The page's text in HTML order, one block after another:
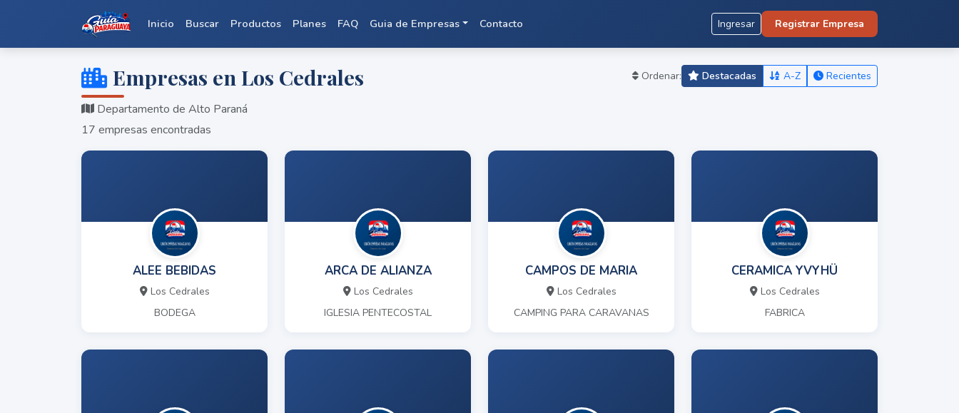
Inicio Buscar Productos Planes FAQ Guia de Empresas Contacto Ingresar Registrar Empresa
Empresas en Los Cedrales
Departamento de Alto Paraná
17 empresas encontradas
Ordenar: Destacadas A-Z Recientes
ALEE BEBIDAS
Los Cedrales
BODEGA
ARCA DE ALIANZA
Los Cedrales
IGLESIA PENTECOSTAL
CAMPOS DE MARIA
Los Cedrales
CAMPING PARA CARAVANAS
CERAMICA YVYHÜ
Los Cedrales
FABRICA